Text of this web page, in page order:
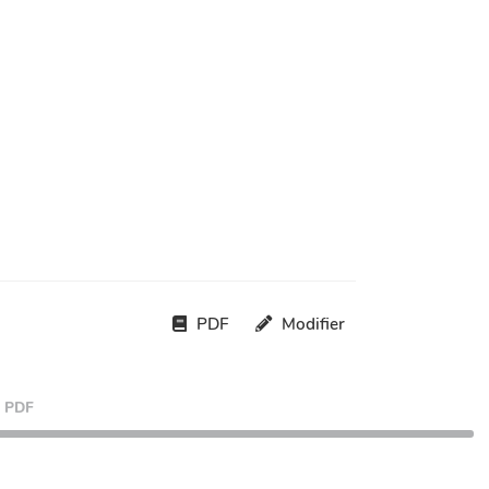
PDF Modifier
PDF